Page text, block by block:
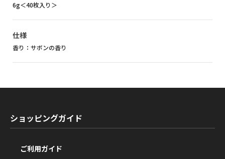
6g＜40枚入り＞
仕様
香り：サボンの香り
ショッピングガイド
ご利用ガイド